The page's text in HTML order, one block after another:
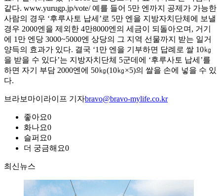
같다. www.yurugp.jp/vote/ 예를 들어 5만 엔까지 공제가 가능한
사람의 경우 ‘후루사토 납세’로 5만 엔을 지방자치단체에 보낼
경우 2000엔을 제외한 4만8000엔의 세금이 되돌아오며, 거기
에 1만 엔당 3000~5000엔 상당의 그 지역 선물까지 받는 일거
양득의 효과가 있다. 결국 ‘1만 엔을 기부하면 답례로 쌀 10㎏
을 받을 수 있다’는 지방자치단체 5군데에 ‘후루사토 납세’를
하면 자기 부담 2000엔에 50㎏(10㎏×5)의 쌀을 손에 넣을 수 있
다.
브라보마이라이프 기자bravo@bravo-mylife.co.kr
좋아요0
화나요0
슬퍼요0
더 궁금해요0
최신뉴스